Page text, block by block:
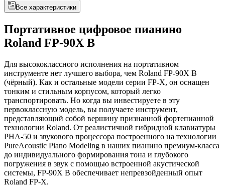
Все характеристики
Портативное цифровое пианино
Roland FP-90X B
Для высококлассного исполнения на портативном
инструменте нет лучшего выбора, чем Roland FP-90X B
(чёрный). Как и остальные модели серии FP-X, он оснащен
тонким и стильным корпусом, который легко
транспортировать. Но когда вы инвестируете в эту
первоклассную модель, вы получаете инструмент,
представляющий собой вершину признанной фортепианной
технологии Roland. От реалистичной гибридной клавиатуры
PHA-50 и звукового процессора построенного на технологии
PureAcoustic Piano Modeling в наших пианино премиум-класса
до индивидуального формирования тона и глубокого
погружения в звук с помощью встроенной акустической
системы, FP-90X B обеспечивает непревзойденный опыт
Roland FP-X.